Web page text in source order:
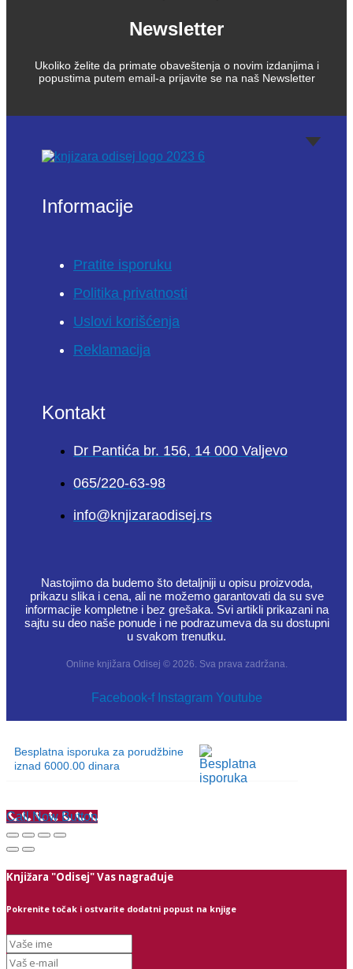
Newsletter
Ukoliko želite da primate obaveštenja o novim izdanjima i
popustima putem email-a prijavite se na naš Newsletter
Informacije
Pratite isporuku
Politika privatnosti
Uslovi korišćenja
Reklamacija
Kontakt
Dr Pantića br. 156, 14 000 Valjevo
065/220-63-98
info@knjizaraodisej.rs
Nastojimo da budemo što detaljniji u opisu proizvoda,
prikazu slika i cena, ali ne možemo garantovati da su sve
informacije kompletne i bez grešaka. Svi artikli prikazani na
sajtu su deo naše ponude i ne podrazumeva da su dostupni
u svakom trenutku.
Online knjižara Odisej © 2026. Sva prava zadržana.
Facebook-f Instagram Youtube
Besplatna isporuka za porudžbine
iznad 6000.00 dinara
Call Now Button
Knjižara "Odisej" Vas nagrađuje
Pokrenite točak i ostvarite dodatni popust na knjige